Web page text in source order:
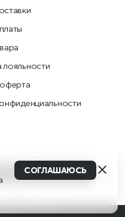
О ПОСТУПЛЕНИИ
СОГЛАШАЮСЬ